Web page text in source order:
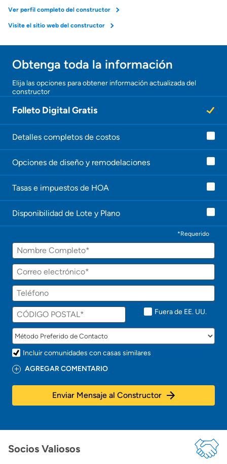
Ver perfil completo del constructor
Visite el sitio web del constructor
Obtenga toda la información
Elija las opciones para obtener información actualizada del
constructor
Folleto Digital Gratis
Detalles completos de costos
Opciones de diseño y remodelaciones
Tasas e impuestos de HOA
Disponibilidad de Lote y Plano
*Requerido
Fuera de EE. UU.
Incluir comunidades con casas similares
AGREGAR COMENTARIO
Enviar Mensaje al Constructor
Socios Valiosos